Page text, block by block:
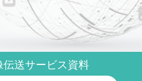
伝送サービス資料